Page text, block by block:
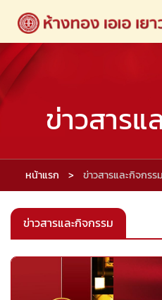
ข่าวสารแ
หน้าแรก ข่าวสารและกิจกรรม
ข่าวสารและกิจกรรม